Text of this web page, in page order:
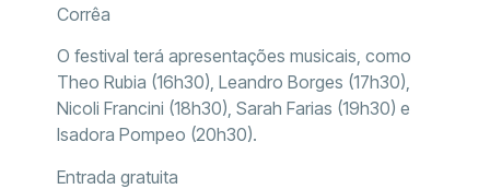
Corrêa
O festival terá apresentações musicais, como
Theo Rubia (16h30), Leandro Borges (17h30),
Nicoli Francini (18h30), Sarah Farias (19h30) e
Isadora Pompeo (20h30).
Entrada gratuita